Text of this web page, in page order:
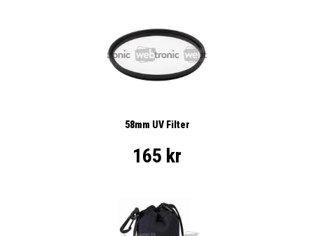
58mm UV Filter
165 kr